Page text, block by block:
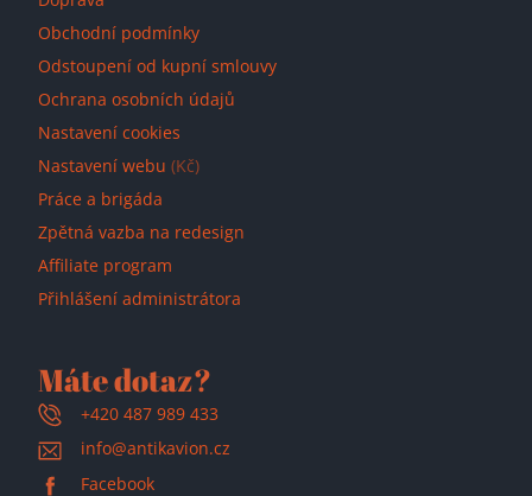
Obchodní podmínky
Odstoupení od kupní smlouvy
Ochrana osobních údajů
Nastavení cookies
Nastavení webu (Kč)
Práce a brigáda
Zpětná vazba na redesign
Affiliate program
Přihlášení administrátora
Máte dotaz?
+420 487 989 433
info@antikavion.cz
Facebook